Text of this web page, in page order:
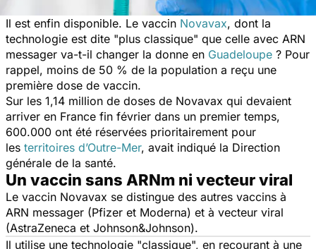
Il est enfin disponible. Le vaccin Novavax, dont la
technologie est dite "plus classique" que celle avec ARN
messager va-t-il changer la donne en Guadeloupe ? Pour
rappel, moins de 50 % de la population a reçu une
première dose de vaccin.
Sur les 1,14 million de doses de Novavax qui devaient
arriver en France fin février dans un premier temps,
600.000 ont été réservées prioritairement pour
les territoires d’Outre-Mer, avait indiqué la Direction
générale de la santé.
Un vaccin sans ARNm ni vecteur viral
Le vaccin Novavax se distingue des autres vaccins à
ARN messager (Pfizer et Moderna) et à vecteur viral
(AstraZeneca et Johnson&Johnson).
Il utilise une technologie "classique", en recourant à une